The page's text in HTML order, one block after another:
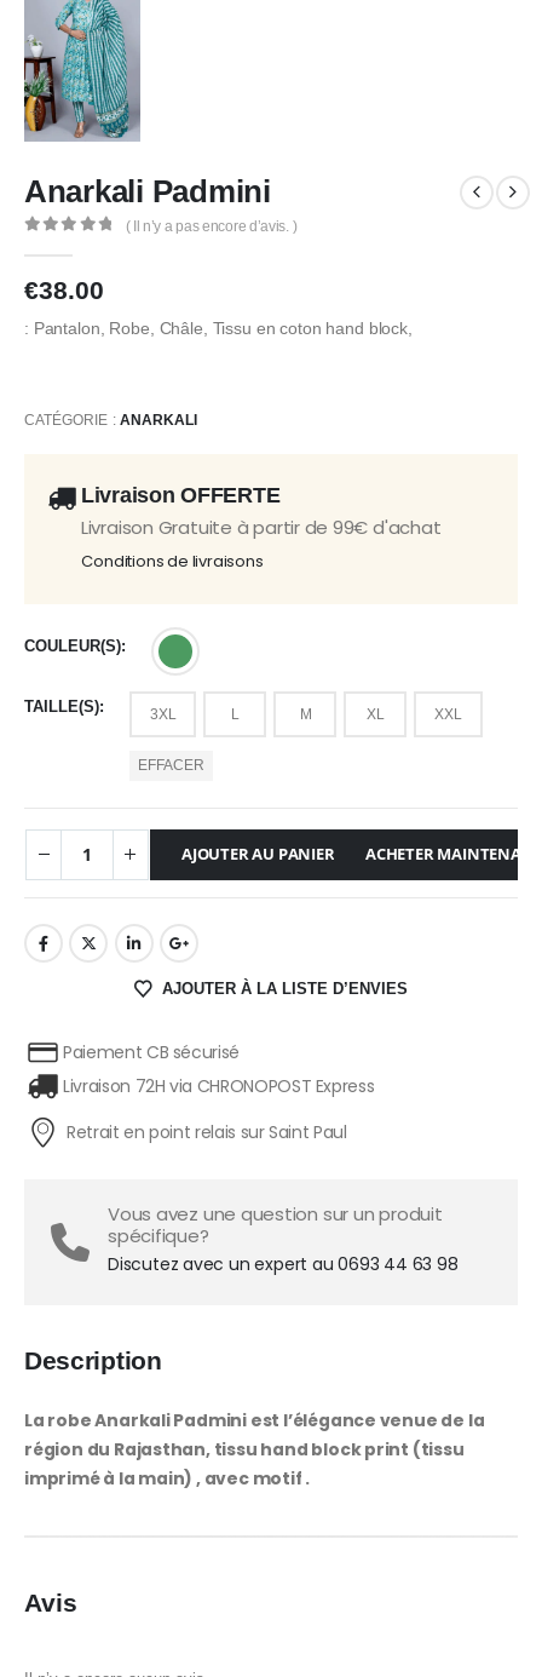
Anarkali Padmini
( Il n’y a pas encore d’avis. )
€38.00
: Pantalon, Robe, Châle, Tissu en coton hand block,
CATÉGORIE : ANARKALI
Livraison OFFERTE
Livraison Gratuite à partir de 99€ d'achat
Conditions de livraisons
COULEUR(S)
TAILLE(S) 3XL L M XL XXL
EFFACER
AJOUTER AU PANIER ACHETER
AJOUTER À LA LISTE D’ENVIES
Paiement CB sécurisé
Livraison 72H via CHRONOPOST Express
Retrait en point relais sur Saint Paul
Vous avez une question sur un produit
spécifique?
Discutez avec un expert au 0693 44 63 98
Description
La robe Anarkali Padmini est l’élégance venue de la
région du Rajasthan, tissu hand block print (tissu
imprimé à la main) , avec motif .
Avis